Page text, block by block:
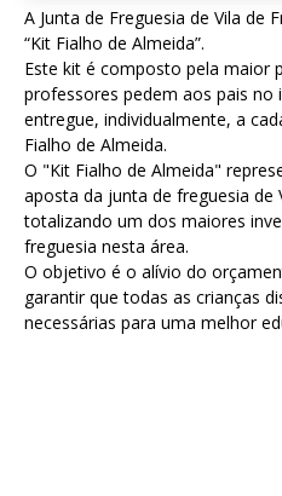
A Junta de Freguesia de Vila de
“Kit Fialho de Almeida”.
Este kit é composto pela maior
professores pedem aos pais no
entregue, individualmente, a
Fialho de Almeida.
O "Kit Fialho de Almeida"
aposta da junta de freguesia de
totalizando um dos maiores
freguesia nesta área.
O objetivo é o alívio do
garantir que todas as crianças
necessárias para uma melhor